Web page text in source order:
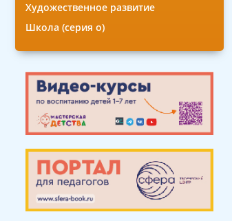
Художественное развитие
Школа (серия о)